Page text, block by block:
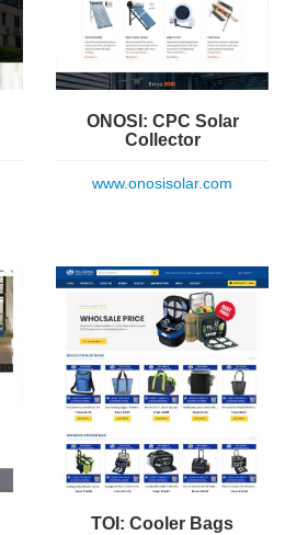
ONOSI: CPC Solar
Collector
www.onosisolar.com
TOI: Cooler Bags